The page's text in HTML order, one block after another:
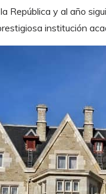
República y al año
institución